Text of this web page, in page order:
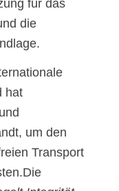
für das
die
hat
um den
Transport